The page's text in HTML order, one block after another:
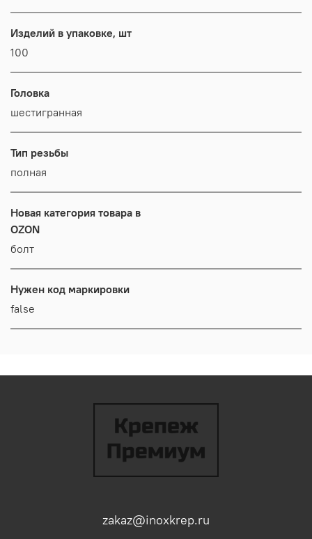
Изделий в упаковке, шт
100
Головка
шестигранная
Тип резьбы
полная
Новая категория товара в
OZON
болт
Нужен код маркировки
false
zakaz@inoxkrep.ru